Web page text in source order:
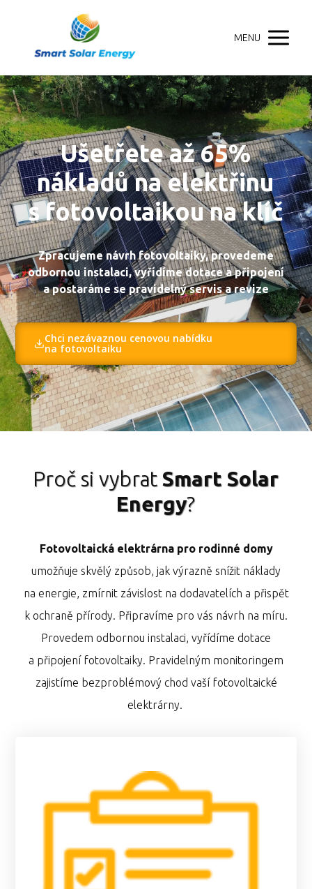
MENU
Ušetřete až 65%
nákladů na elektřinu
s fotovoltaikou na klíč
Zpracujeme návrh fotovoltaiky, provedeme
odbornou instalaci, vyřídíme dotace a připojení
a postaráme se pravidelný servis a revize
Chci nezávaznou cenovou nabídku
na fotovoltaiku
Proč si vybrat Smart Solar
Energy?
Fotovoltaická elektrárna pro rodinné domy
umožňuje skvělý způsob, jak výrazně snížit náklady
na energie, zmírnit závislost na dodavatelích a přispět
k ochraně přírody. Připravíme pro vás návrh na míru.
Provedem odbornou instalaci, vyřídíme dotace
a připojení fotovoltaiky. Pravidelným monitoringem
zajistíme bezproblémový chod vaší fotovoltaické
elektrárny.